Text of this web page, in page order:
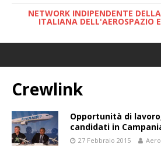
NETWORK INDIPENDENTE
ITALIANA DELL'AEROSPAZIO
Crewlink
Opportunità di
candidati in
27 Febbraio 2015